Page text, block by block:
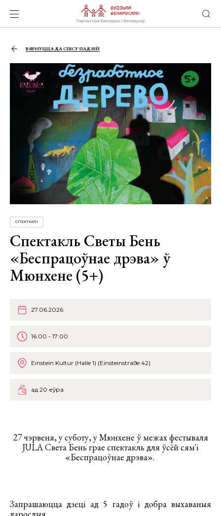
ВЯРНУЦЦА ДА СПІСУ ПАДЗЕЙ
СПЕКТАКЛІ
Спектакль Светы Бень
«Беспрацоўнае дрэва» ў
Мюнхене (5+)
27.06.2026
16:00 - 17:00
Einstein Kultur (Halle 1) (Einsteinstraße 42)
ад 20 еўра
27 чэрвеня, у суботу, у Мюнхене ў межах фестываля
JULA Света Бень грае спектакль для ўсёй сям'і
«Беспрацоўнае дрэва».
Запрашаюцца дзеці ад 5 гадоў і добра выхаваныя
дарослыя.